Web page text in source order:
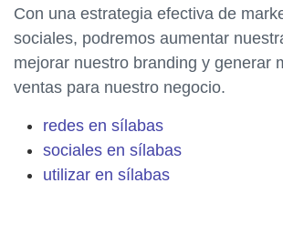
Con una estrategia efectiva de
sociales, podremos aumentar
mejorar nuestro branding y generar
ventas para nuestro negocio.
redes en sílabas
sociales en sílabas
utilizar en sílabas